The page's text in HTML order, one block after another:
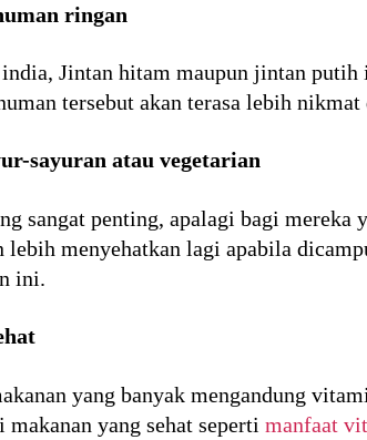
ringan
Jintan hitam maupun jintan
tersebut akan terasa lebih nikmat
sayuran atau vegetarian
sangat penting, apalagi bagi
lebih menyehatkan lagi apabila
ini.
yang banyak mengandung
yang sehat seperti manfaat